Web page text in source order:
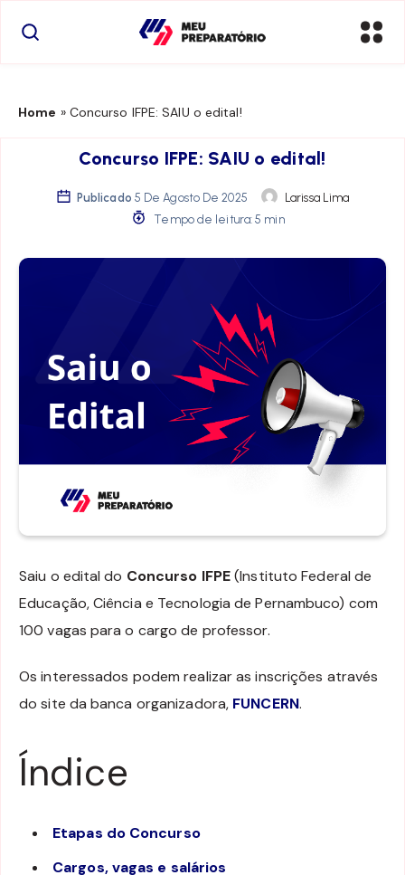
Home » Concurso IFPE: SAIU o edital!
Concurso IFPE: SAIU o edital!
Publicado 5 De Agosto De 2025
Larissa Lima
Tempo de leitura: 5 min
Saiu o edital do Concurso IFPE(Instituto Federal de
Educação, Ciência e Tecnologia de Pernambuco) com
100 vagas para o cargo de professor.
Os interessados podem realizar as inscrições através
do site da banca organizadora, FUNCERN.
Índice
Etapas do Concurso
Cargos, vagas e salários